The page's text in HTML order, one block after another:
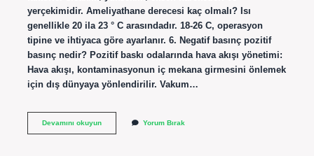
yerçekimidir. Ameliyathane derecesi kaç olmalı? Isı
genellikle 20 ila 23 ° C arasındadır. 18-26 C, operasyon
tipine ve ihtiyaca göre ayarlanır. 6. Negatif basınç pozitif
basınç nedir? Pozitif baskı odalarında hava akışı yönetimi:
Hava akışı, kontaminasyonun iç mekana girmesini önlemek
için dış dünyaya yönlendirilir. Vakum…
Devamını okuyunAmeliyathaneYorum Bırak